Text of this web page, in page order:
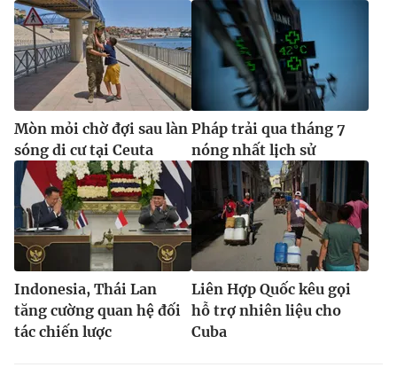
Mòn mỏi chờ đợi sau làn
sóng di cư tại Ceuta
Pháp trải qua tháng 7
nóng nhất lịch sử
Indonesia, Thái Lan
tăng cường quan hệ đối
tác chiến lược
Liên Hợp Quốc kêu gọi
hỗ trợ nhiên liệu cho
Cuba